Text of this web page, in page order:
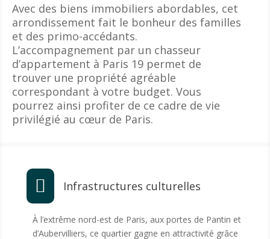
Avec des biens immobiliers abordables, cet
arrondissement fait le bonheur des familles
et des primo-accédants.
L’accompagnement par un chasseur
d’appartement à Paris 19 permet de
trouver une propriété agréable
correspondant à votre budget. Vous
pourrez ainsi profiter de ce cadre de vie
privilégié au cœur de Paris.
 Infrastructures culturelles
À l’extrême nord-est de Paris, aux portes de Pantin et
d’Aubervilliers, ce quartier gagne en attractivité grâce